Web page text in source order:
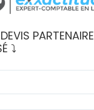
PARTENAIRE
⤵️